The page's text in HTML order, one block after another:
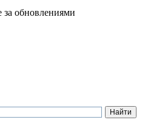
за обновлениями